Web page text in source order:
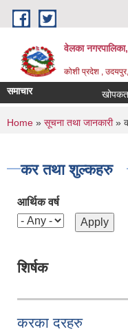
Skip to main content
वेलका नगरपालिका,
कोशी प्रदेश ,
समाचार खोपकर्ता
You are here
Home » सूचना तथा जानकारी»
कर तथा शुल्कहरु
आर्थिक वर्ष
शिर्षक
करका दरहरु